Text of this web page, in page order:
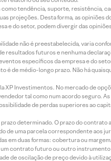
como tendência, suporte, resistência,
projeções. Desta forma, as opiniões
e do setor, podem divergir das
não é preestabelecida, varia
resultados futuros e nenhuma
específicos da empresa e do
é de médio-longo prazo. Não há
XP Investimentos. No mercado de
tal como num acordo seguro.
de perdas superiores ao
determinado. O prazo do contrato
de uma parcela correspondente aos
em duas formas: cobertura ou margem.
contrato futuro ou outro
de oscilação de preço devido à